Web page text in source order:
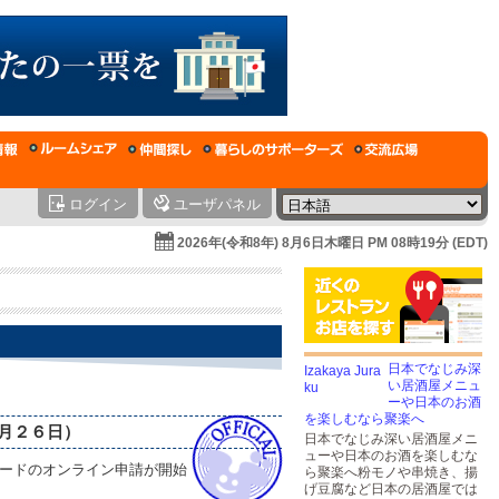
ログイン ユーザパネル
2026年(令和8年) 8月6日木曜日 PM 08時19分 (EDT)
２６日）
ドのオンライン申請が開始
日本でなじみ深
い居酒屋メニュ
ーや日本のお酒
を楽しむなら聚楽へ
日本でなじみ深い居酒屋メニ
ューや日本のお酒を楽しむな
ら聚楽へ粉モノや串焼き、揚
げ豆腐など日本の居酒屋では